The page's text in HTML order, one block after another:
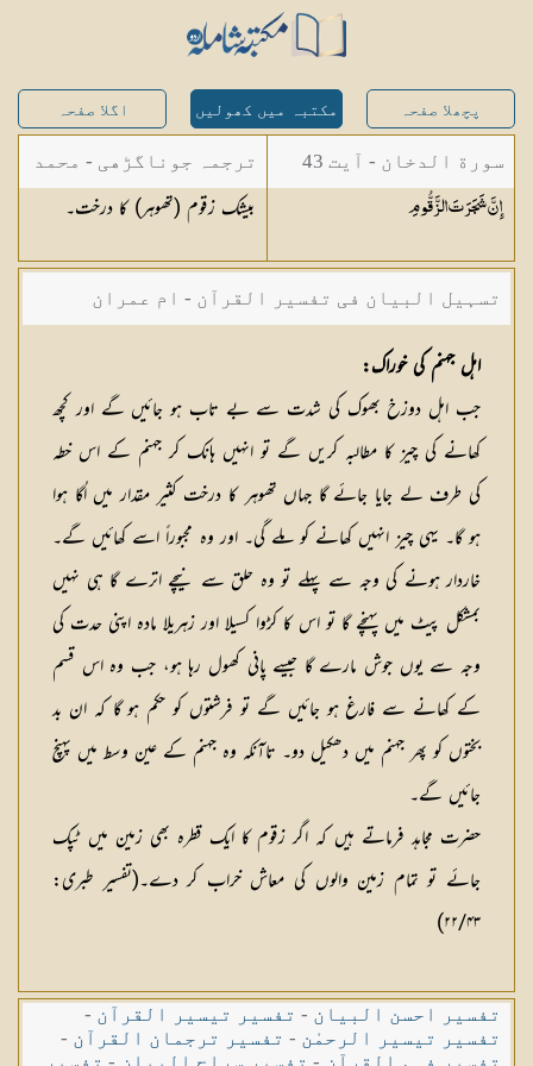
پچھلا صفحہ مکتبہ میں کھولیں اگلا صفحہ
سورة الدخان - آیت 43
إِنَّ شَجَرَتَالزَّقُّومِ
ترجمہ جوناگڑھی - محمد
جونا گڑھی
بیشک زقوم (تھوہر) کا درخت۔
تسہیل البیان فی تفسیر القرآن - ام عمران
شکیلہ بنت میاں فضل حسین
اہل جہنم کی خوراک:
جب اہل دوزخ بھوک کی شدت سے بے تاب ہو جائیں گے اور کچھ
کھانے کی چیز کا مطالبہ کریں گے تو انہیں ہانک کر جہنم کے اس خطہ
کی طرف لے جایا جائے گا جہاں تھوہر کا درخت کثیر مقدار میں اُگا ہوا
ہو گا۔ یہی چیز انہیں کھانے کو ملے گی۔ اور وہ مجبوراً اسے کھائیں گے۔
خاردار ہونے کی وجہ سے پہلے تو وہ حلق سے نیچے اترے گا ہی نہیں
بمشکل پیٹ میں پہنچے گا تو اس کا کڑوا کسیلا اور زہریلا مادہ اپنی حدت کی
وجہ سے یوں جوش مارے گا جیسے پانی کھول رہا ہو، جب وہ اس قسم
کے کھانے سے فارغ ہو جائیں گے تو فرشتوں کو حکم ہو گا کہ ان بد
بختوں کو پھر جہنم میں دھکیل دو۔ تاآنکہ وہ جہنم کے عین وسط میں پہنچ
جائیں گے۔
حضرت مجاہد فرماتے ہیں کہ اگر زقوم کا ایک قطرہ بھی زمین میں ٹپک
جائے تو تمام زمین والوں کی معاش خراب کر دے۔(تفسیر طبری:
۲۲/۴۳)
تفسیر احسن البیان - تفسیر تیسیر القرآن -
تفسیر تیسیر الرحمٰن - تفسیر ترجمان القرآن -